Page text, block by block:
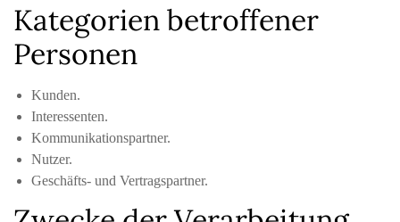
Kategorien betroffener
Personen
Kunden.
Interessenten.
Kommunikationspartner.
Nutzer.
Geschäfts- und Vertragspartner.